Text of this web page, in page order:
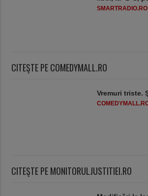
SMARTRADIO.RO
CITEŞTE PE COMEDYMALL.RO
Vremuri triste.
CITEŞTE PE MONITORULJUSTITIEI.RO